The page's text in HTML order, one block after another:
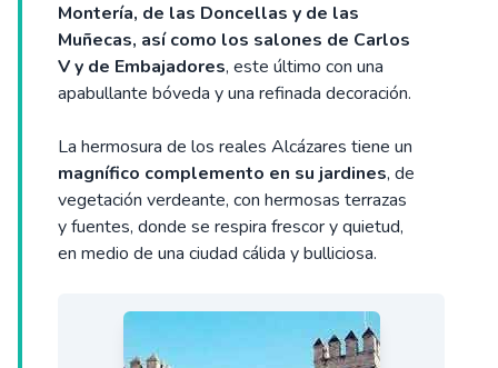
Montería, de las Doncellas y de las
Muñecas, así como los salones de Carlos
V y de Embajadores, este último con una
apabullante bóveda y una refinada decoración.
La hermosura de los reales Alcázares tiene un
magnífico complemento en su jardines, de
vegetación verdeante, con hermosas terrazas
y fuentes, donde se respira frescor y quietud,
en medio de una ciudad cálida y bulliciosa.